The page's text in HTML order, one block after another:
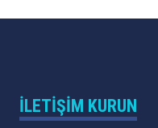
İLETIŞIM KURUN